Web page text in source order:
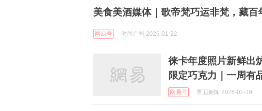
美食美酒媒体｜歌帝梵巧运非梵，藏
网易号 时尚广州 2026-01-22
徕卡年度照片新鲜出
限定巧克力｜一周有
网易号 界面新闻 2026-01-19